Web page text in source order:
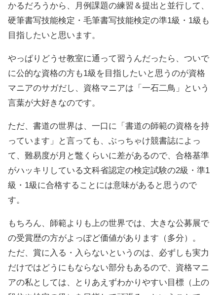
かるだろうから、月例課題の練習＆提出と並行して、
硬筆書写技能検定・毛筆書写技能検定の準1級・1級も
目指したいと思います。
やっぱりどうせ教室に通って習うんだったら、ついで
に公的な資格の方も1級を目指したいと思うのが資格
マニアのサガだし、資格マニアは「一石二鳥」という
言葉が大好きなのです。
ただ、書道の世界は、一口に「書道の師範の資格を持
っています」と言っても、ぶっちゃけ競書誌によっ
て、難易度が月と鼈くらいに差があるので、合格基準
がハッキリしている文科省認定の検定試験の2級・準1
級・1級に合格することには意味があると思うので
す。
もちろん、師範よりも上の世界では、大きな公募展で
の受賞歴の方がよっぽど価値があります（多分）。
ただ、賞に入る・入らないというのは、必ずしも実力
だけではどうにもならない部分もあるので、資格マニ
アの私としては、とりあえずわかりやすい目標（上の